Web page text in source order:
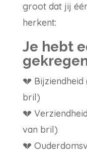
groot dat jij
herkent:
Je hebt
💔
bril)
💔
van bril)
💔